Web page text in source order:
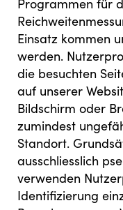
Programmen für
Einsatz kommen
werden.
die besuchten
auf unserer
Bildschirm oder
zumindest
Standort.
ausschliesslich
verwenden
Identifizierung